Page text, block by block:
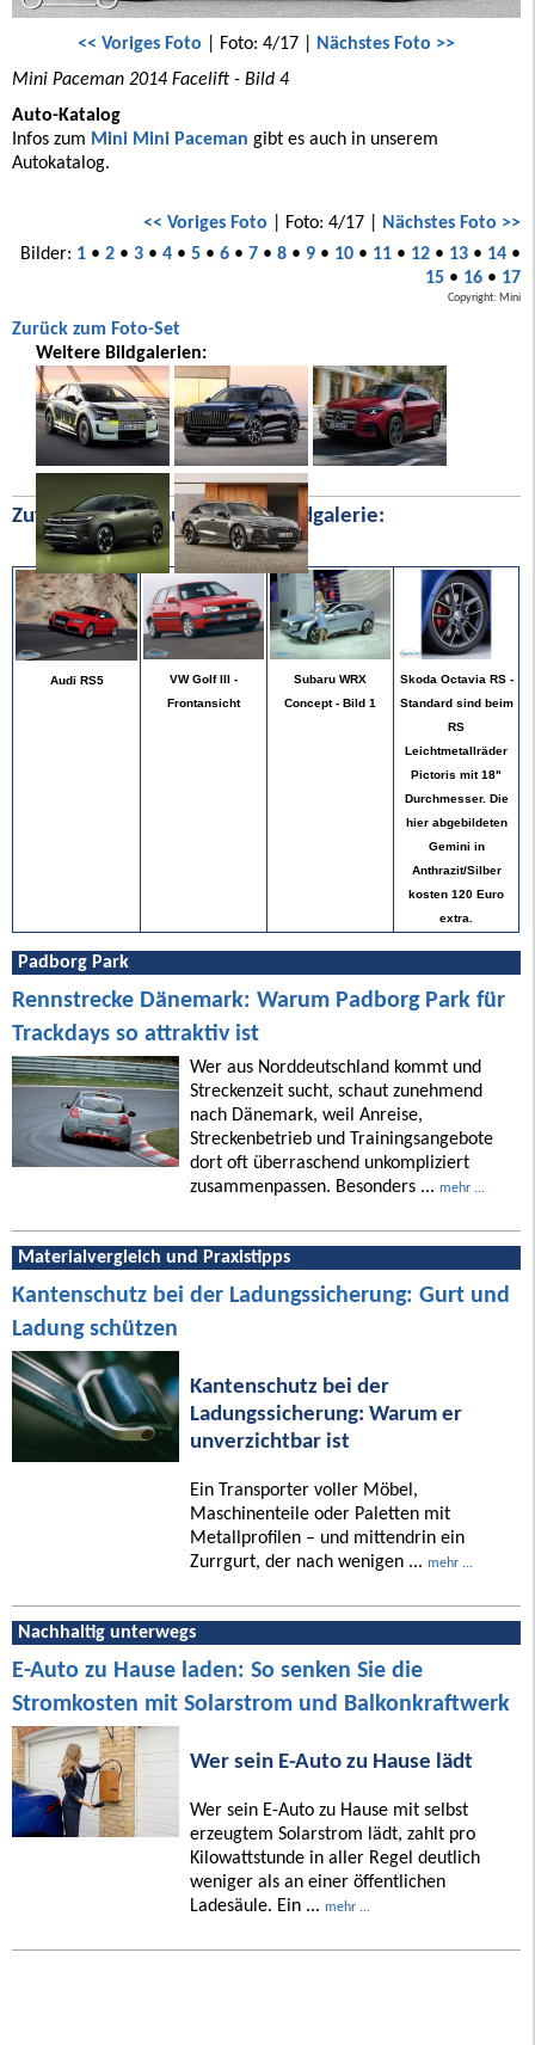
<< Voriges Foto | Foto: 4/17 | Nächstes Foto >>
Mini Paceman 2014 Facelift - Bild 4
Auto-Katalog
Infos zum Mini Mini Paceman gibt es auch in unserem
Autokatalog.
<< Voriges Foto | Foto: 4/17 | Nächstes Foto >>
Bilder: 1• 2• 3• 4• 5• 6• 7• 8• 9• 10• 11• 12• 13• 14•
15• 16• 17
Copyright: Mini
Zurück zum Foto-Set
Weitere Bildgalerien:
Zufällige Bilder aus unserer Bildgalerie:
Audi RS5
VW Golf III -
Frontansicht
Subaru WRX
Concept - Bild 1
Skoda Octavia RS -
Standard sind beim
RS
Leichtmetallräder
Pictoris mit 18"
Durchmesser. Die
hier abgebildeten
Gemini in
Anthrazit/Silber
kosten 120 Euro
extra.
Padborg Park
Rennstrecke Dänemark: Warum Padborg Park für
Trackdays so attraktiv ist
Wer aus Norddeutschland kommt und
Streckenzeit sucht, schaut zunehmend
nach Dänemark, weil Anreise,
Streckenbetrieb und Trainingsangebote
dort oft überraschend unkompliziert
zusammenpassen. Besonders ... mehr ...
Materialvergleich und Praxistipps
Kantenschutz bei der Ladungssicherung: Gurt und
Ladung schützen
Kantenschutz bei der
Ladungssicherung: Warum er
unverzichtbar ist
Ein Transporter voller Möbel,
Maschinenteile oder Paletten mit
Metallprofilen – und mittendrin ein
Zurrgurt, der nach wenigen ... mehr ...
Nachhaltig unterwegs
E-Auto zu Hause laden: So senken Sie die
Stromkosten mit Solarstrom und Balkonkraftwerk
Wer sein E-Auto zu Hause lädt
Wer sein E-Auto zu Hause mit selbst
erzeugtem Solarstrom lädt, zahlt pro
Kilowattstunde in aller Regel deutlich
weniger als an einer öffentlichen
Ladesäule. Ein ... mehr ...